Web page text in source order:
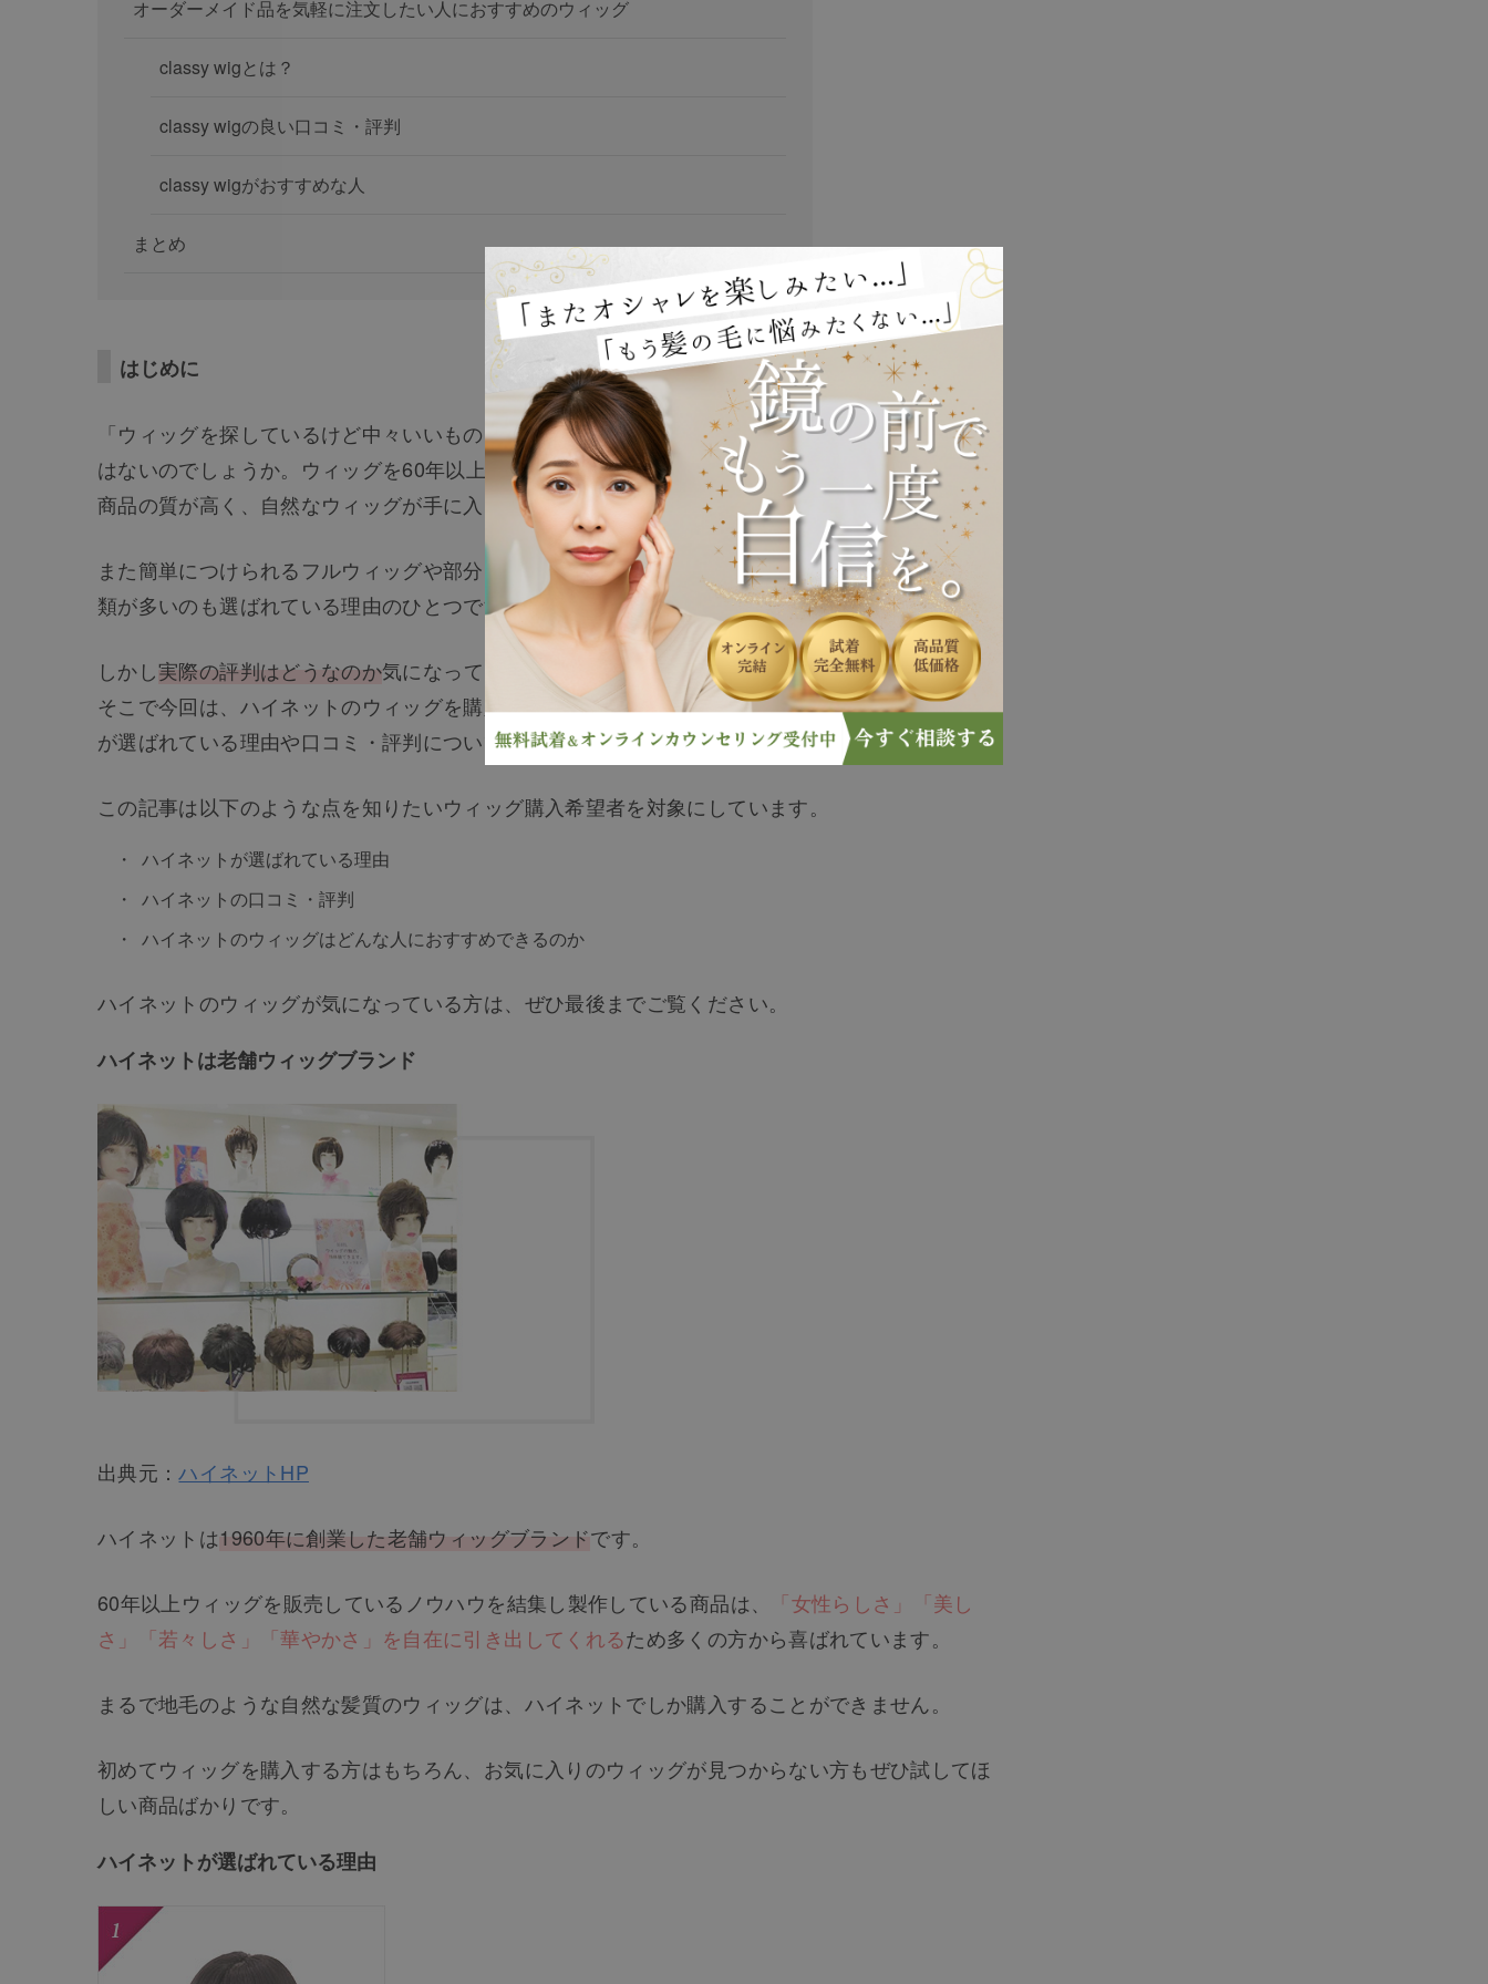
オーダーメイド品を気軽に注文したい人におすすめのウィッグ
classy wigとは？
classy wigの良い口コミ・評判
classy wigがおすすめな人
まとめ
はじめに
「ウィッグを探しているけど中々いいものに出会えない」といったお悩みをお持ちの方も多いので
はないのでしょうか。ウィッグを60年以上販売している老舗ブランドのハイネットは、技術力や
商品の質が高く、自然なウィッグが手に入るため多くの方から選ばれています。
また簡単につけられるフルウィッグや部分的に付けられるハーフウィッグ、医療用ウィッグなど種
類が多いのも選ばれている理由のひとつです。
しかし実際の評判はどうなのか気になっている方も多いのではないでしょうか。
そこで今回は、ハイネットのウィッグを購入するか迷っている人に向けて、ハイネットのウィッグ
が選ばれている理由や口コミ・評判について解説します。
この記事は以下のような点を知りたいウィッグ購入希望者を対象にしています。
ハイネットが選ばれている理由
ハイネットの口コミ・評判
ハイネットのウィッグはどんな人におすすめできるのか
ハイネットのウィッグが気になっている方は、ぜひ最後までご覧ください。
ハイネットは老舗ウィッグブランド
出典元：ハイネットHP
ハイネットは1960年に創業した老舗ウィッグブランドです。
60年以上ウィッグを販売しているノウハウを結集し製作している商品は、
「女性らしさ」「美し
さ」「若々しさ」「華やかさ」を自在に引き出してくれるため多くの方から喜ばれています。
まるで地毛のような自然な髪質のウィッグは、ハイネットでしか購入することができません。
初めてウィッグを購入する方はもちろん、お気に入りのウィッグが見つからない方もぜひ試してほ
しい商品ばかりです。
ハイネットが選ばれている理由